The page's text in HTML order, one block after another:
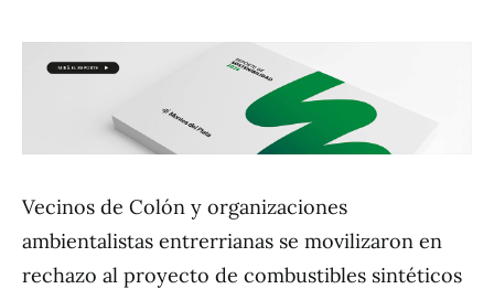
Vecinos de Colón y organizaciones
ambientalistas entrerrianas se movilizaron en
rechazo al proyecto de combustibles sintéticos